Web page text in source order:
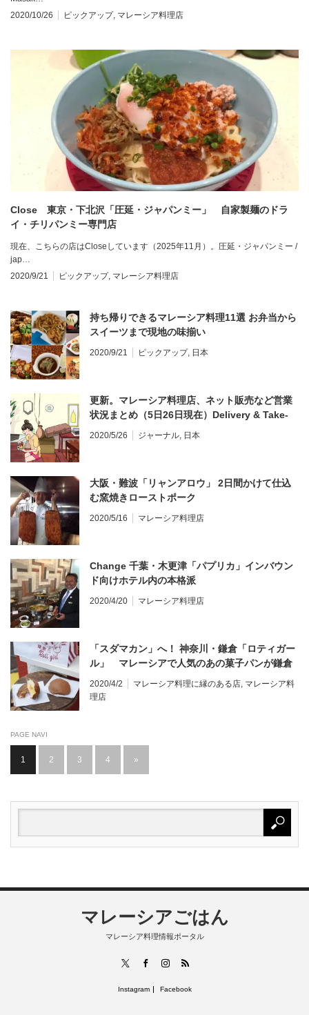
2020/10/26
ピックアップ, マレーシア料理店
Close 東京・下北沢「圧延・ジャパンミー」 自家製麺のドラ
イ・チリパンミー専門店
現在、こちらの店はCloseしています（2025年11月）。圧延・ジャパンミー /
jap…
2020/9/21
ピックアップ, マレーシア料理店
持ち帰りできるマレーシア料理11選 お弁当から
スイーツまで現地の味揃い
2020/9/21 ピックアップ, 日本
更新。マレーシア料理店、ネット販売など営業
状況まとめ（5日26日現在）Delivery & Take-
away available! Malaysian food in Japan
2020/5/26 ジャーナル, 日本
大阪・難波「リャンアロウ」 2日間かけて仕込
む窯焼きローストポーク
2020/5/16 マレーシア料理店
Change 千葉・木更津「パプリカ」インバウン
ド向けホテル内の本格派
2020/4/20 マレーシア料理店
「スダマカン」へ！ 神奈川・鎌倉「ロティガー
ル」 マレーシアで人気のあの菓子パンが鎌倉
2020/4/2 マレーシア料理に縁のある店, マレーシア料
理店
PAGE NAVI
1 2 3 4 »
マレーシアごはん
マレーシア料理情報ポータル
FacebookInstagram
RSS
Instagram Facebook